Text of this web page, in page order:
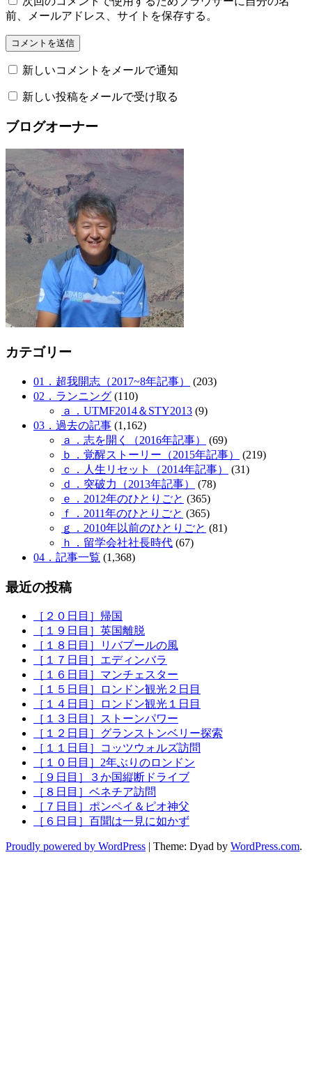
前、メールアドレス、サイトを保存する。
新しいコメントをメールで通知
新しい投稿をメールで受け取る
ブログオーナー
カテゴリー
01．超我開志（2017~8年記事）
(203)
02．ランニング (110)
ａ．UTMF2014＆STY2013 (9)
03．過去の記事 (1,162)
ａ．志を開く（2016年記事）
(69)
ｂ．覚醒ストーリー（2015年記事）
(219)
ｃ．人生リセット（2014年記事）
(31)
ｄ．突破力（2013年記事）
(78)
ｅ．2012年のひとりごと (365)
ｆ．2011年のひとりごと (365)
ｇ．2010年以前のひとりごと (81)
ｈ．留学会社社長時代 (67)
04．記事一覧 (1,368)
最近の投稿
［２０日目］帰国
［１９日目］英国離脱
［１８日目］リバプールの風
［１７日目］エディンバラ
［１６日目］マンチェスター
［１５日目］ロンドン観光２日目
［１４日目］ロンドン観光１日目
［１３日目］ストーンパワー
［１２日目］グランストンベリー探索
［１１日目］コッツウォルズ訪問
［１０日目］2年ぶりのロンドン
［９日目］３か国縦断ドライブ
［８日目］ベネチア訪問
［７日目］ポンペイ＆ピオ神父
［６日目］百聞は一見に如かず
Proudly powered by WordPress | Theme: Dyad by WordPress.com.